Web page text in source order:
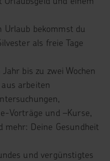
Urlaub bekommst du
als freie Tage
bis zu zwei Wochen
arbeiten
Vorträge und –Kurse,
mehr: Deine Gesundheit
und vergünstigtes